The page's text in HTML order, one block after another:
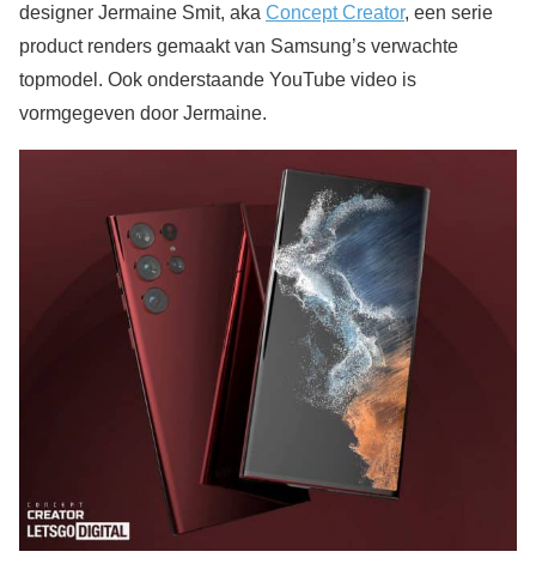
designer Jermaine Smit, aka Concept Creator, een serie
product renders gemaakt van Samsung’s verwachte
topmodel. Ook onderstaande YouTube video is
vormgegeven door Jermaine.